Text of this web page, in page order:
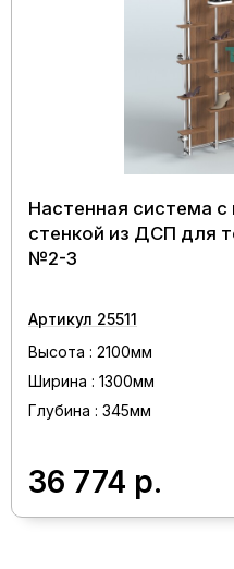
Настенная система
стенкой из ДСП для
№2-3
Артикул 25511
Высота : 2100мм
Ширина : 1300мм
Глубина : 345мм
36 774 р.